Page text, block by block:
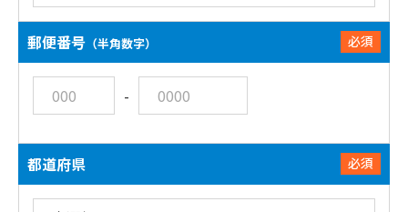
必須
郵便番号 （半角数字）
-
必須
都道府県